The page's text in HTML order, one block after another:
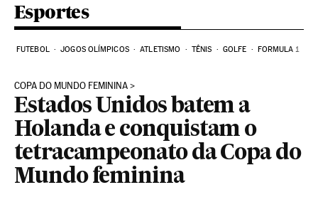
Esportes
FUTEBOL JOGOS OLÍMPICOS ATLETISMO TÊNIS GOLFE FORMULA 1
COPA DO MUNDO FEMININA
Estados Unidos batem a
Holanda e conquistam o
tetracampeonato da Copa do
Mundo feminina